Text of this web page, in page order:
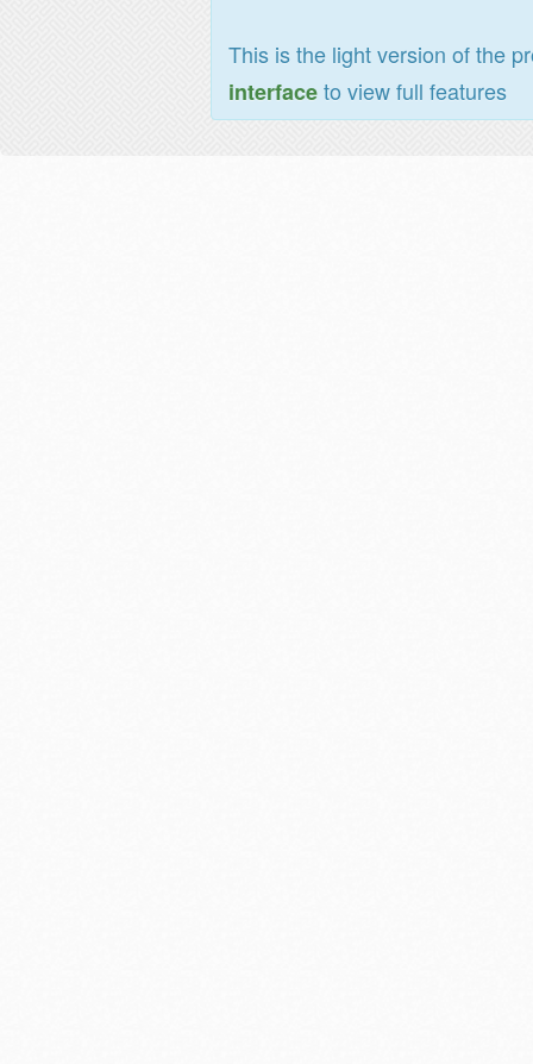
This is the light version of the
interfaceto view full features